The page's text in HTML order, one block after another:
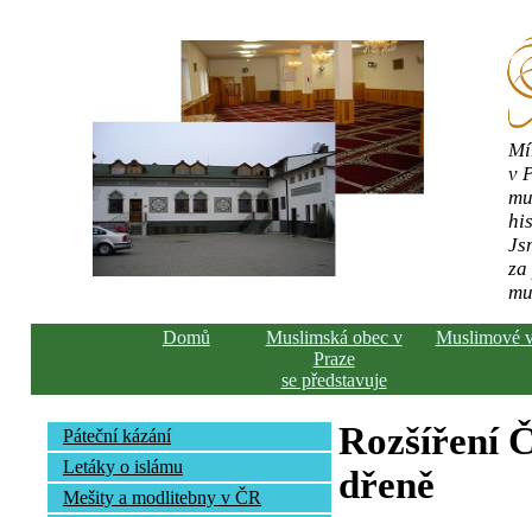
v
Domů
Muslimská obec v
Praze
se představuje
Muslimové
Páteční kázání
Letáky o islámu
Mešity a modlitebny v ČR
Rozšíření
dřeně